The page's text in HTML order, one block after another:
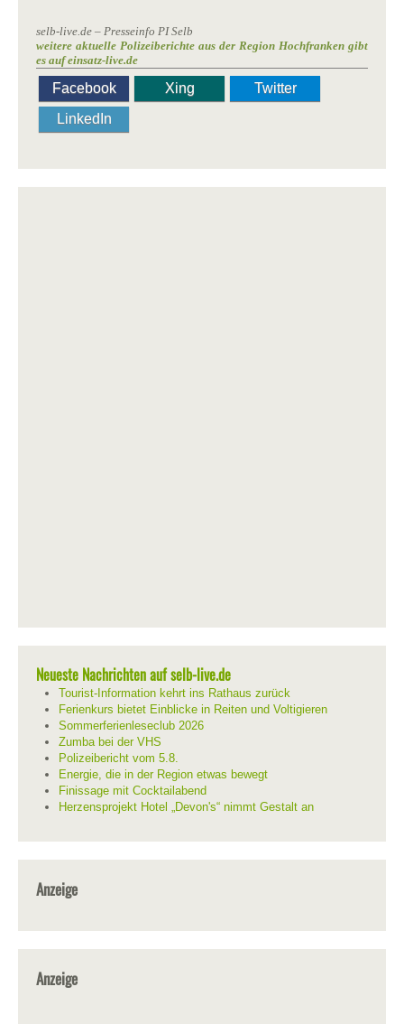
selb-live.de – Presseinfo PI Selb
weitere aktuelle Polizeiberichte aus der Region Hochfranken gibt
es auf einsatz-live.de
Facebook Xing
Twitter
LinkedIn
Neueste Nachrichten auf selb-live.de
Tourist-Information kehrt ins Rathaus zurück
Ferienkurs bietet Einblicke in Reiten und Voltigieren
Sommerferienleseclub 2026
Zumba bei der VHS
Polizeibericht vom 5.8.
Energie, die in der Region etwas bewegt
Finissage mit Cocktailabend
Herzensprojekt Hotel „Devon's“ nimmt Gestalt an
Anzeige
Anzeige